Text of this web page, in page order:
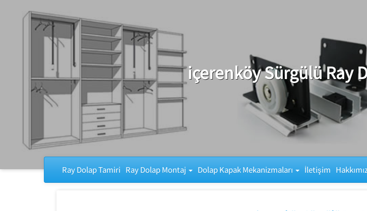
içerenköy Sürgülü Ray
Ray Dolap Tamiri Ray Dolap Montaj Dolap Kapak Mekanizmaları İletişim